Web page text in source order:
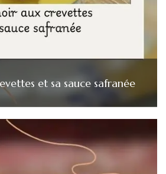
et sa sauce safranée